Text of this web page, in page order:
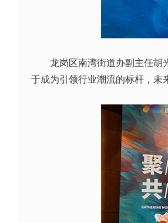
龙岗区南湾街道办副主任胡光
于成为引领行业潮流的标杆，未